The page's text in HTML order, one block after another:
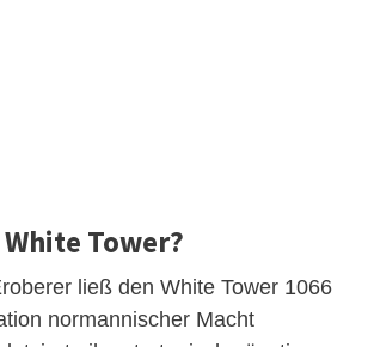
Tower?
ließ den White Tower 1066
normannischer Macht